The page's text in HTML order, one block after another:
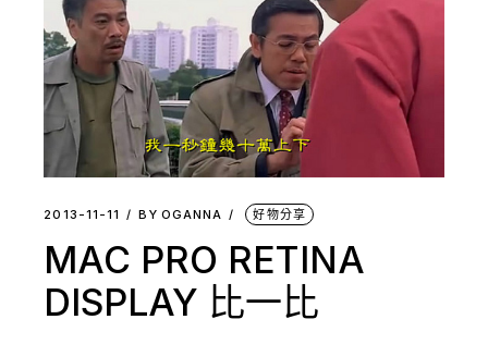
2013-11-11 BY OGANNA 好物分享
MAC PRO RETINA
DISPLAY 比一比